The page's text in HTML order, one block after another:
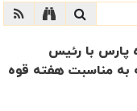
پارس با رئیس
به مناسبت هفته قوه